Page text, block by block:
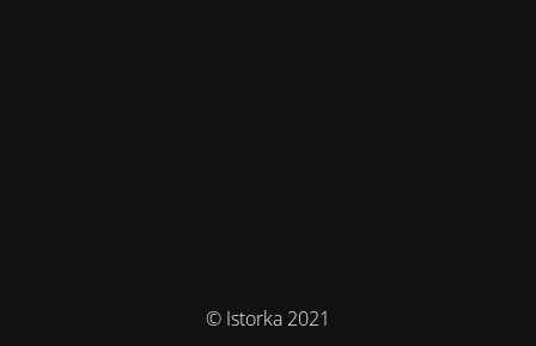
© Istorka 2021